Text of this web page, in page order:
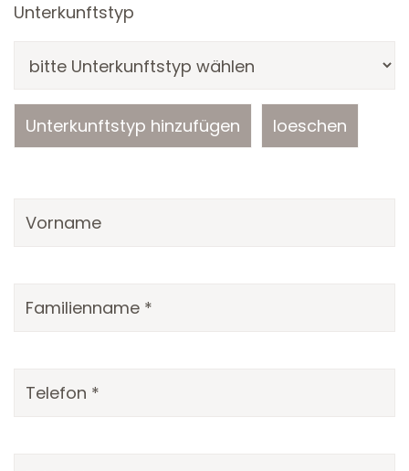
Unterkunftstyp
Unterkunftstyp hinzufügen loeschen